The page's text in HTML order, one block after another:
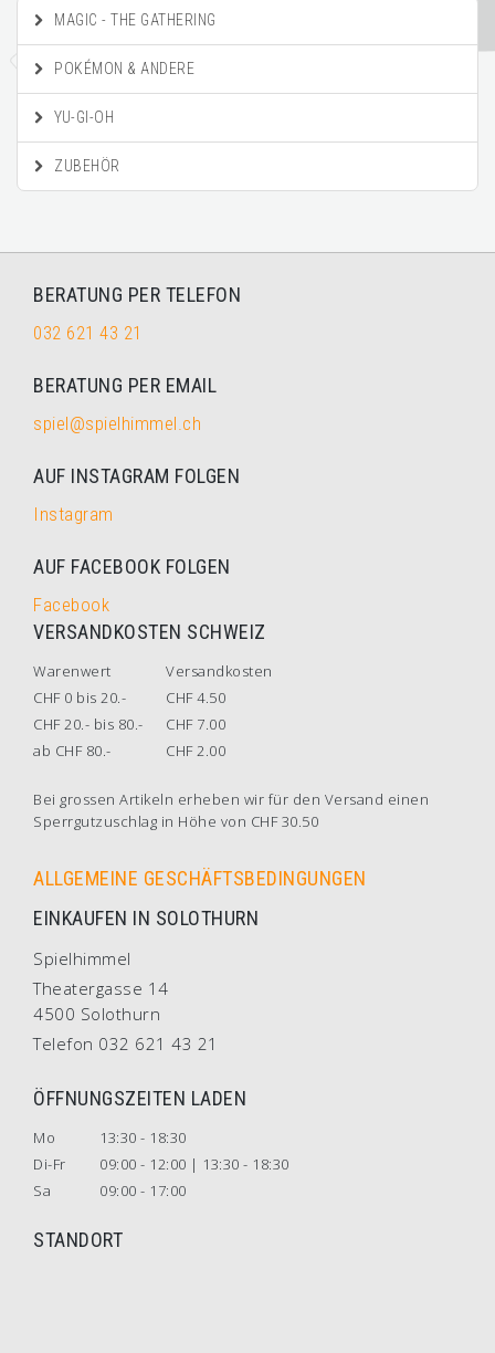
MAGIC - THE GATHERING
POKÉMON & ANDERE
YU-GI-OH
ZUBEHÖR
BERATUNG PER TELEFON
032 621 43 21
BERATUNG PER EMAIL
spiel@spielhimmel.ch
AUF INSTAGRAM FOLGEN
Instagram
AUF FACEBOOK FOLGEN
Facebook
VERSANDKOSTEN SCHWEIZ
Warenwert
Versandkosten
CHF 0 bis 20.-
CHF 4.50
CHF 20.- bis 80.-
CHF 7.00
ab CHF 80.-
CHF 2.00
Bei grossen Artikeln erheben wir für den Versand einen
Sperrgutzuschlag in Höhe von CHF 30.50
ALLGEMEINE GESCHÄFTSBEDINGUNGEN
EINKAUFEN IN SOLOTHURN
Spielhimmel
Theatergasse 14
4500 Solothurn
Telefon 032 621 43 21
ÖFFNUNGSZEITEN LADEN
Mo
13:30 - 18:30
Di-Fr
09:00 - 12:00 | 13:30 - 18:30
Sa
09:00 - 17:00
STANDORT